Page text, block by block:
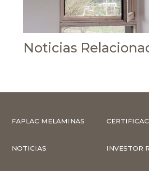
Noticias
FAPLAC MELAMINAS
NOTICIAS INVESTOR